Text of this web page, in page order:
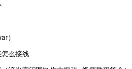
）
么接线